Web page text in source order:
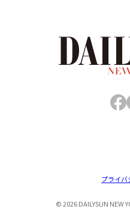
© 2026 DAILYSUN NEW
プライバ